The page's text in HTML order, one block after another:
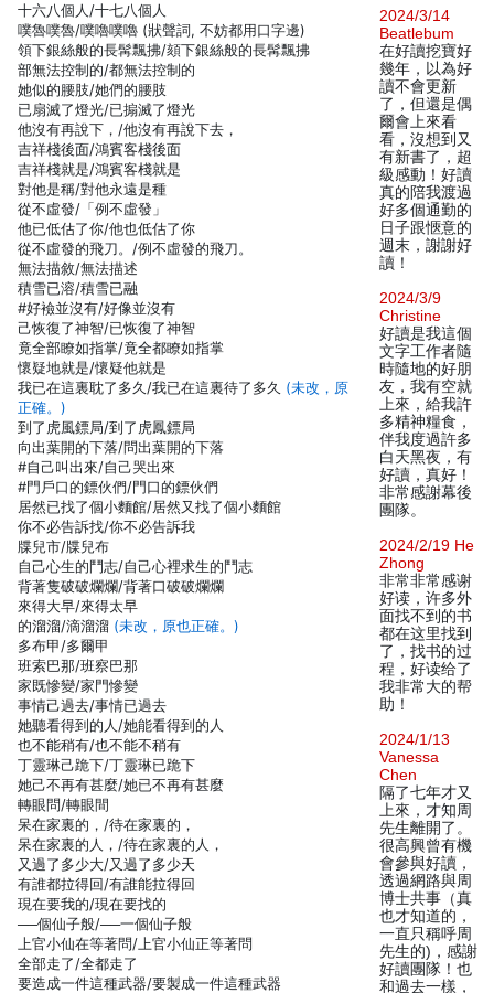
十六八個人/十七八個人
噗魯噗魯/噗嚕噗嚕 (狀聲詞, 不妨都用口字邊)
領下銀絲般的長髯飄拂/頦下銀絲般的長髯飄拂
部無法控制的/都無法控制的
她似的腰肢/她們的腰肢
已扇滅了燈光/已搧滅了燈光
他沒有再說下，/他沒有再說下去，
吉祥棧後面/鴻賓客棧後面
吉祥棧就是/鴻賓客棧就是
對他是稱/對他永遠是種
從不虛發/「例不虛發」
他已低估了你/他也低估了你
從不虛發的飛刀。/例不虛發的飛刀。
無法描敘/無法描述
積雪已溶/積雪已融
#好襝並沒有/好像並沒有
己恢復了神智/已恢復了神智
竟全部瞭如指掌/竟全都瞭如指掌
懷疑地就是/懷疑他就是
我已在這裏耽了多久/我已在這裏待了多久 (未改，原
正確。)
到了虎風鏢局/到了虎鳳鏢局
向出葉開的下落/問出葉開的下落
#自己叫出來/自己哭出來
#門戶口的鏢伙們/門口的鏢伙們
居然已找了個小麵館/居然又找了個小麵館
你不必告訴找/你不必告訴我
牒兒市/牒兒布
自己心生的鬥志/自己心裡求生的鬥志
背著隻破破爛爛/背著口破破爛爛
來得大早/來得太早
的溜溜/滴溜溜 (未改，原也正確。)
多布甲/多爾甲
班索巴那/班察巴那
家既慘變/家門慘變
事情己過去/事情已過去
她聽看得到的人/她能看得到的人
也不能稍有/也不能不稍有
丁靈琳己跪下/丁靈琳已跪下
她己不再有甚麼/她已不再有甚麼
轉眼問/轉眼間
呆在家裏的，/待在家裏的，
呆在家裏的人，/待在家裏的人，
又過了多少大/又過了多少天
有誰都拉得回/有誰能拉得回
現在要我的/現在要找的
──個仙子般/──一個仙子般
上官小仙在等著問/上官小仙正等著問
全部走了/全都走了
要造成一件這種武器/要製成一件這種武器
2024/3/14
Beatlebum
在好讀挖寶好
幾年，以為好
讀不會更新
了，但還是偶
爾會上來看
看，沒想到又
有新書了，超
級感動！好讀
真的陪我渡過
好多個通勤的
日子跟愜意的
週末，謝謝好
讀！
2024/3/9
Christine
好讀是我這個
文字工作者隨
時隨地的好朋
友，我有空就
上來，給我許
多精神糧食，
伴我度過許多
白天黑夜，有
好讀，真好！
非常感謝幕後
團隊。
2024/2/19 He
Zhong
非常非常感谢
好读，许多外
面找不到的书
都在这里找到
了，找书的过
程，好读给了
我非常大的帮
助！
2024/1/13
Vanessa
Chen
隔了七年才又
上來，才知周
先生離開了。
很高興曾有機
會參與好讀，
透過網路與周
博士共事（真
也才知道的，
一直只稱呼周
先生的)，感謝
好讀團隊！也
和過去一樣，